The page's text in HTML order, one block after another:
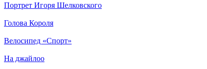
Портрет Игоря Шелковского
Голова Короля
Велосипед «Спорт»
На джайлоо